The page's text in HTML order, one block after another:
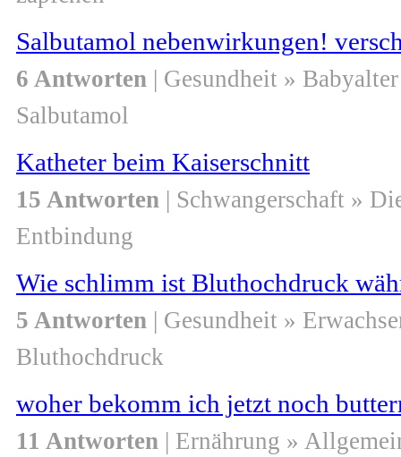
Salbutamol nebenwirkungen!
6 Antworten | Gesundheit » Babyalter
Salbutamol
Katheter beim Kaiserschnitt
15 Antworten | Schwangerschaft »
Entbindung
Wie schlimm ist Bluthochdruck
5 Antworten | Gesundheit »
Bluthochdruck
woher bekomm ich jetzt noch
11 Antworten | Ernährung »